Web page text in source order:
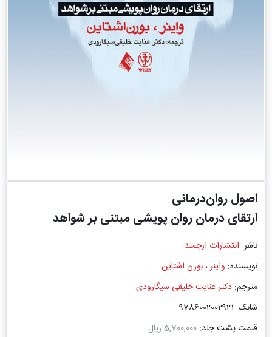
اصول روان‌درمانی
ارتقای درمان روان پویشی مبتنی بر شواهد
ناشر: انتشارات ارجمند
نویسنده: واینر،بورن اشتاین
مترجم: دکتر عنایت خلیقی سیگارودی
شابک: 9786002002921
قیمت پشت جلد: 5,700,000 ریال